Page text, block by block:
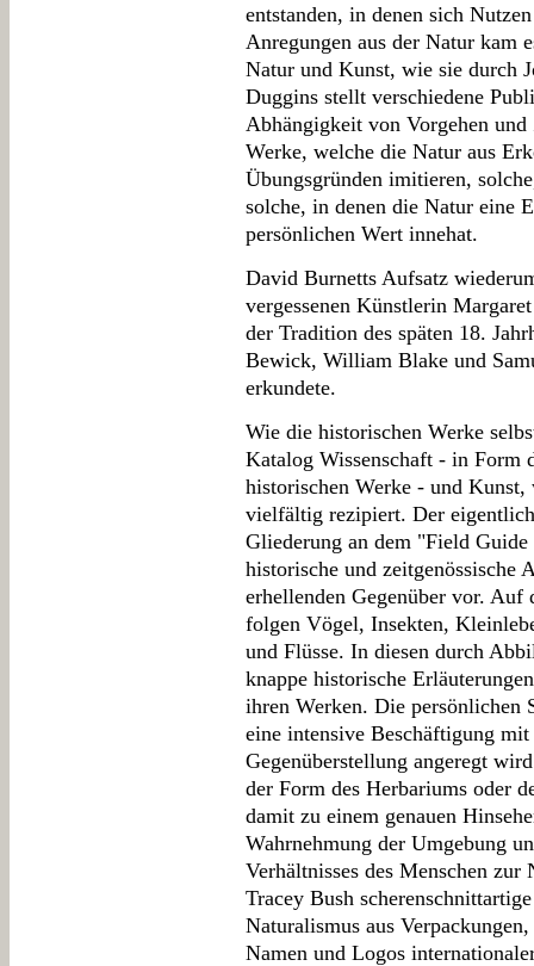
entstanden, in denen sich
Anregungen aus der Natur kam
Natur und Kunst, wie sie durch
Duggins stellt verschiedene
Abhängigkeit von Vorgehen
Werke, welche die Natur aus
Übungsgründen imitieren,
solche, in denen die Natur eine
persönlichen Wert innehat.
David Burnetts Aufsatz
vergessenen Künstlerin
der Tradition des späten 18.
Bewick, William Blake und
erkundete.
Wie die historischen Werke
Katalog Wissenschaft - in Form
historischen Werke - und
vielfältig rezipiert. Der
Gliederung an dem "Field
historische und zeitgenössische
erhellenden Gegenüber vor. Auf
folgen Vögel, Insekten,
und Flüsse. In diesen durch
knappe historische
ihren Werken. Die persönlichen
eine intensive Beschäftigung
Gegenüberstellung angeregt
der Form des Herbariums oder
damit zu einem genauen
Wahrnehmung der Umgebung
Verhältnisses des Menschen
Tracey Bush
Naturalismus aus
Namen und Logos